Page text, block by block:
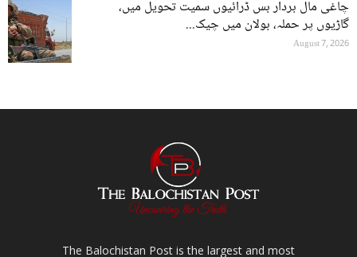
چاغی مال بردار بس ڈرائیوں سمیت تحویل میں،
گاڑیوں پر حملہ، بولان میں چیک...
August 7, 2026
The Balochistan Post is the largest and most